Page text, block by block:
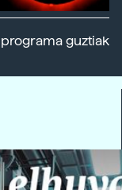
guztiak